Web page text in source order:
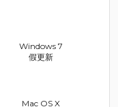
Windows 7
假更新
Mac OS X